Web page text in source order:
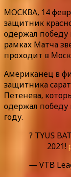
МОСКВА, 14
защитник
одержал победу
рамках Матча
проходит в
Американец в
защитника
Петенева,
одержал победу
году.
? TYUS
2021!
— VTB